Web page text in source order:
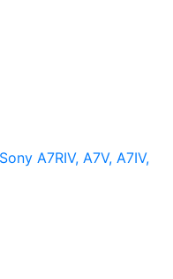
A7RIV, A7V, A7IV,